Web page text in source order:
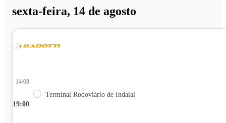
sexta-feira, 14 de agosto
19:00
14/08
Terminal Rodoviário de Indaial